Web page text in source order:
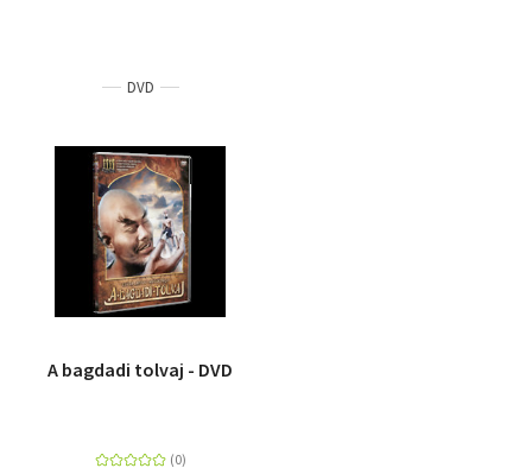
DVD
A bagdadi tolvaj - DVD